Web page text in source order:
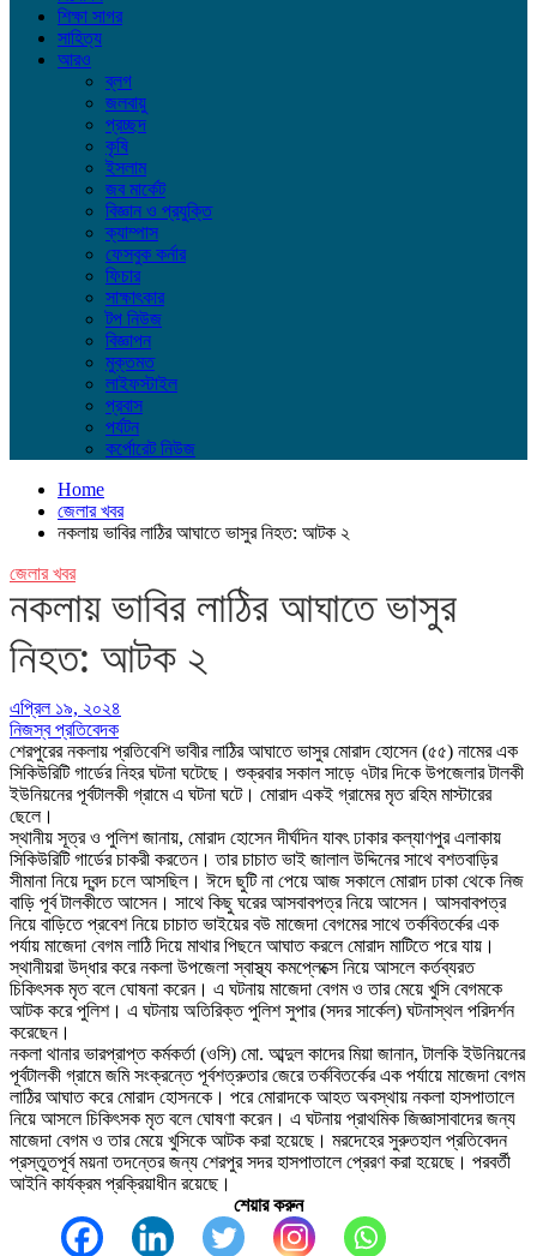
শিক্ষা সাগর
সাহিত্য
আরও
ব্লগ
জলবায়ু
প্রচ্ছদ
কৃষি
ইসলাম
জব মার্কেট
বিজ্ঞান ও প্রযুক্তি
ক্যাম্পাস
ফেসবুক কর্নার
ফিচার
সাক্ষাৎকার
টপ নিউজ
বিজ্ঞাপন
মুক্তমত
লাইফস্টাইল
প্রবাস
পর্যটন
কর্পোরেট নিউজ
Home
জেলার খবর
নকলায় ভাবির লাঠির আঘাতে ভাসুর নিহত: আটক ২
জেলার খবর
নকলায় ভাবির লাঠির আঘাতে ভাসুর
নিহত: আটক ২
এপ্রিল ১৯, ২০২৪
নিজস্ব প্রতিবেদক
শেরপুরের নকলায় প্রতিবেশি ভাবীর লাঠির আঘাতে ভাসুর মোরাদ হোসেন (৫৫) নামের এক
সিকিউরিটি গার্ডের নিহর ঘটনা ঘটেছে। শুক্রবার সকাল সাড়ে ৭টার দিকে উপজেলার টালকী
ইউনিয়নের পূর্বটালকী গ্রামে এ ঘটনা ঘটে। মোরাদ একই গ্রামের মৃত রহিম মাস্টারের
ছেলে।
স্থানীয় সূত্র ও পুলিশ জানায়, মোরাদ হোসেন দীর্ঘদিন যাবৎ ঢাকার কল্যাণপুর এলাকায়
সিকিউরিটি গার্ডের চাকরী করতেন। তার চাচাত ভাই জালাল উদ্দিনের সাথে বশতবাড়ির
সীমানা নিয়ে দ্বন্দ চলে আসছিল। ঈদে ছুটি না পেয়ে আজ সকালে মোরাদ ঢাকা থেকে নিজ
বাড়ি পূর্ব টালকীতে আসেন। সাথে কিছু ঘরের আসবাবপত্র নিয়ে আসেন। আসবাবপত্র
নিয়ে বাড়িতে প্রবেশ নিয়ে চাচাত ভাইয়ের বউ মাজেদা বেগমের সাথে তর্কবিতর্কের এক
পর্যায় মাজেদা বেগম লাঠি দিয়ে মাথার পিছনে আঘাত করলে মোরাদ মাটিতে পরে যায়।
স্থানীয়রা উদ্ধার করে নকলা উপজেলা স্বাস্থ্য কমপ্লেক্সে নিয়ে আসলে কর্তব্যরত
চিকিৎসক মৃত বলে ঘোষনা করেন। এ ঘটনায় মাজেদা বেগম ও তার মেয়ে খুসি বেগমকে
আটক করে পুলিশ। এ ঘটনায় অতিরিক্ত পুলিশ সুপার (সদর সার্কেল) ঘটনাস্থল পরিদর্শন
করেছেন।
নকলা থানার ভারপ্রাপ্ত কর্মকর্তা (ওসি) মো. আব্দুল কাদের মিয়া জানান, টালকি ইউনিয়নের
পূর্বটালকী গ্রামে জমি সংক্রন্তে পূর্বশত্রুতার জেরে তর্কবিতর্কের এক পর্যায়ে মাজেদা বেগম
লাঠির আঘাত করে মোরাদ হোসনকে। পরে মোরাদকে আহত অবস্থায় নকলা হাসপাতালে
নিয়ে আসলে চিকিৎসক মৃত বলে ঘোষণা করেন। এ ঘটনায় প্রাথমিক জিজ্ঞাসাবাদের জন্য
মাজেদা বেগম ও তার মেয়ে খুসিকে আটক করা হয়েছে। মরদেহের সুরুতহাল প্রতিবেদন
প্রস্তুতপূর্ব ময়না তদন্তের জন্য শেরপুর সদর হাসপাতালে প্রেরণ করা হয়েছে। পরবর্তী
আইনি কার্যক্রম প্রক্রিয়াধীন রয়েছে।
শেয়ার করুন